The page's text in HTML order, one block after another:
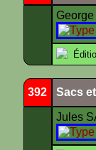
392 Sacs
Jules